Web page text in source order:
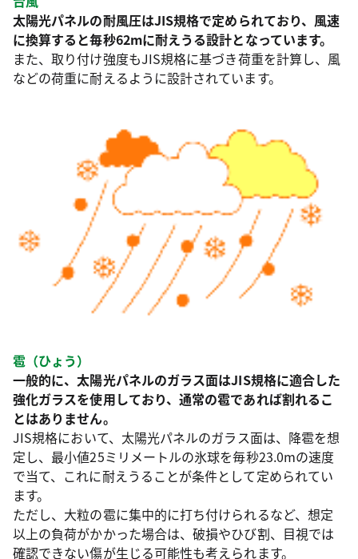
太陽光パネルの耐風圧はJIS規格で定められており、風速
に換算すると毎秒62mに耐えうる設計となっています。
また、取り付け強度もJIS規格に基づき荷重を計算し、風
などの荷重に耐えるように設計されています。
雹（ひょう）
一般的に、太陽光パネルのガラス面はJIS規格に適合した
強化ガラスを使用しており、通常の雹であれば割れるこ
とはありません。
JIS規格において、太陽光パネルのガラス面は、降雹を想
定し、最小値25ミリメートルの氷球を毎秒23.0mの速度
で当て、これに耐えうることが条件として定められてい
ます。
ただし、大粒の雹に集中的に打ち付けられるなど、想定
以上の負荷がかかった場合は、破損やひび割、目視では
確認できない傷が生じる可能性も考えられます。